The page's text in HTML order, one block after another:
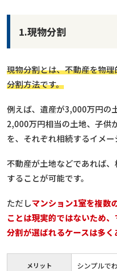
1.現物分割
現物分割とは、不動産を物
分割方法です。
例えば、遺産が3,000万円の
2,000万円相当の土地、子供
を、それぞれ相続するイメー
不動産が土地などであれば
することが可能です。
ただしマンション1室を複数
ことは現実的ではないため
分割が選ばれるケースは多く
メリット シンプルで